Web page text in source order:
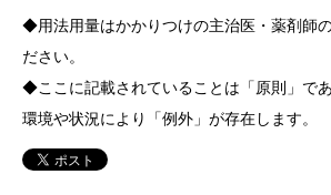
◆用法用量はかかりつけの主治医・薬剤師
ださい。
◆ここに記載されていることは「原則」で
環境や状況により「例外」が存在します。